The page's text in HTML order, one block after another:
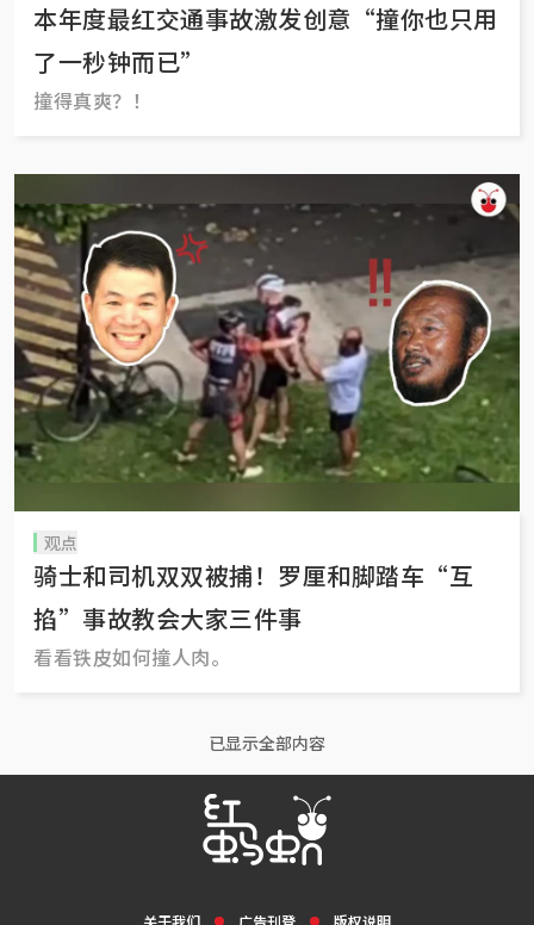
本年度最红交通事故激发创意“撞你也只用
了一秒钟而已”
撞得真爽？！
观点
骑士和司机双双被捕！罗厘和脚踏车“互
掐”事故教会大家三件事
看看铁皮如何撞人肉。
已显示全部内容
关于我们 广告刊登 版权说明